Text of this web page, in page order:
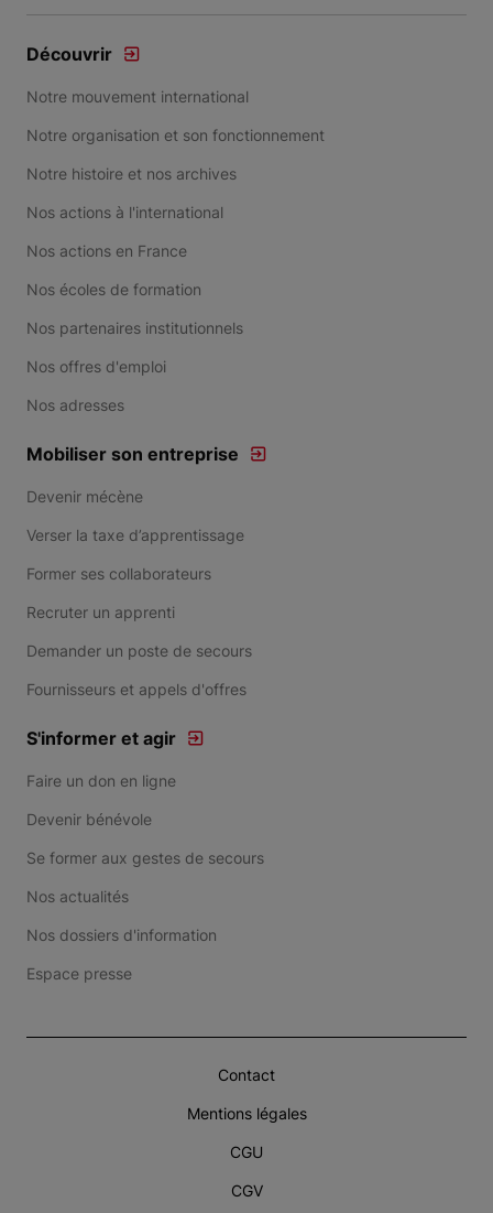
Découvrir
Notre mouvement international
Notre organisation et son fonctionnement
Notre histoire et nos archives
Nos actions à l'international
Nos actions en France
Nos écoles de formation
Nos partenaires institutionnels
Nos offres d'emploi
Nos adresses
Mobiliser son entreprise
Devenir mécène
Verser la taxe d’apprentissage
Former ses collaborateurs
Recruter un apprenti
Demander un poste de secours
Fournisseurs et appels d'offres
S'informer et agir
Faire un don en ligne
Devenir bénévole
Se former aux gestes de secours
Nos actualités
Nos dossiers d'information
Espace presse
Contact
Mentions légales
CGU
CGV